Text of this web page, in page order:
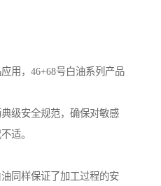
用，46+68号白油系列产品
级安全规范，确保对敏感
适。
同样保证了加工过程的安